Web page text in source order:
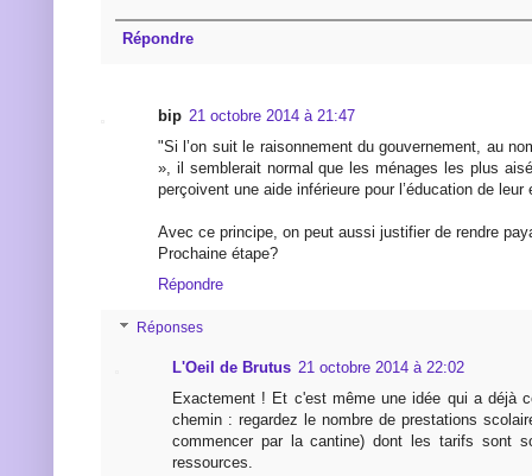
Répondre
bip 21 octobre 2014 à 21:47
"Si l’on suit le raisonnement du gouvernement, au
», il semblerait normal que les ménages les plus
perçoivent une aide inférieure pour l’éducation de leur
Avec ce principe, on peut aussi justifier de rendre
Prochaine étape?
Répondre
Réponses
L'Oeil de Brutus 21 octobre 2014 à 22:02
Exactement ! Et c'est même une idée qui a déjà
chemin : regardez le nombre de prestations
commencer par la cantine) dont les tarifs sont
ressources.